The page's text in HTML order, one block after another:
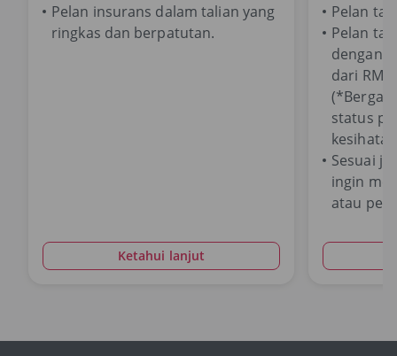
Pelan insurans dalam talian yang
ringkas dan berpatutan.
Ketahui lanjut
Pelan
Pelan
dengan
dari
status
Sesuai
ingin
atau